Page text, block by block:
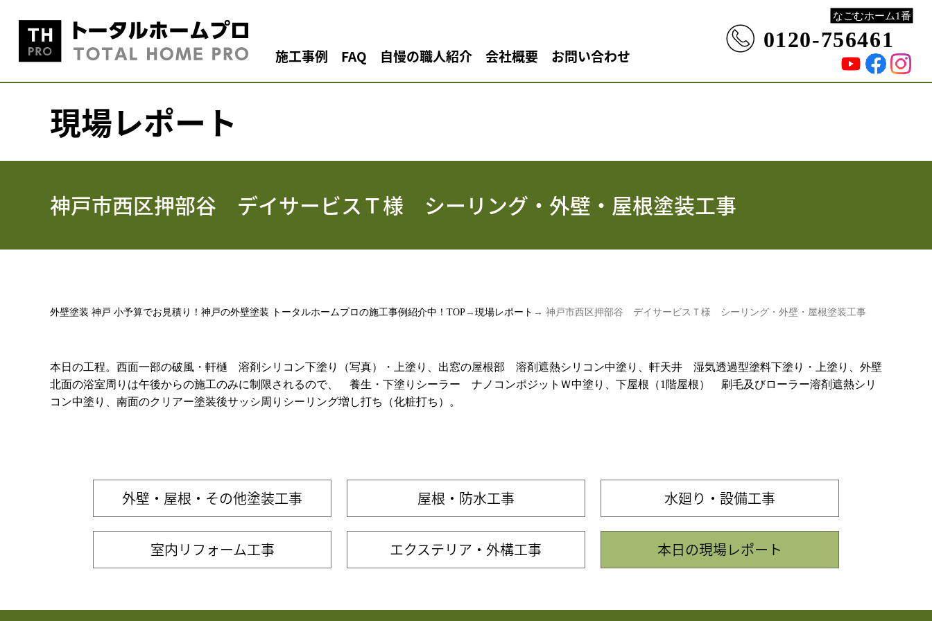
施工事例 FAQ 自慢の職人紹介 会社概要 お問い合わせ
現場レポート
神戸市西区押部谷 デイサービスＴ様 シーリング・外壁・屋根塗装工事
外壁塗装 神戸 小予算でお見積り！神戸の外壁塗装 トータルホームプロの施工事例紹介中！TOP → 現場レポート → 神戸市西区押部谷 デイサービスＴ様 シーリング・外壁・屋根塗装工事
本日の工程。西面一部の破風・軒樋 溶剤シリコン下塗り（写真）・上塗り、出窓の屋根部 溶剤遮熱シリコン中塗り、軒天井 湿気透過型塗料下塗り・上塗り、外壁
北面の浴室周りは午後からの施工のみに制限されるので、 養生・下塗りシーラー ナノコンポジットＷ中塗り、下屋根（1階屋根） 刷毛及びローラー溶剤遮熱シリ
コン中塗り、南面のクリアー塗装後サッシ周りシーリング増し打ち（化粧打ち）。
外壁・屋根・その他塗装工事 屋根・防水工事 水廻り・設備工事
室内リフォーム工事 エクステリア・外構工事 本日の現場レポート